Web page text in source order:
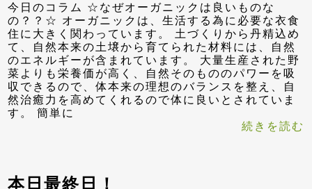
今日のコラム ☆なぜオーガニックは良いものな
の？？☆ オーガニックは、生活する為に必要な衣食
住に大きく関わっています。 土づくりから丹精込め
て、自然本来の土壌から育てられた材料には、自然
のエネルギーが含まれています。 大量生産された野
菜よりも栄養価が高く、自然そのもののパワーを吸
収できるので、体本来の理想のバランスを整え、自
然治癒力を高めてくれるので体に良いとされていま
す。 簡単に
続きを読む
本日最終日！